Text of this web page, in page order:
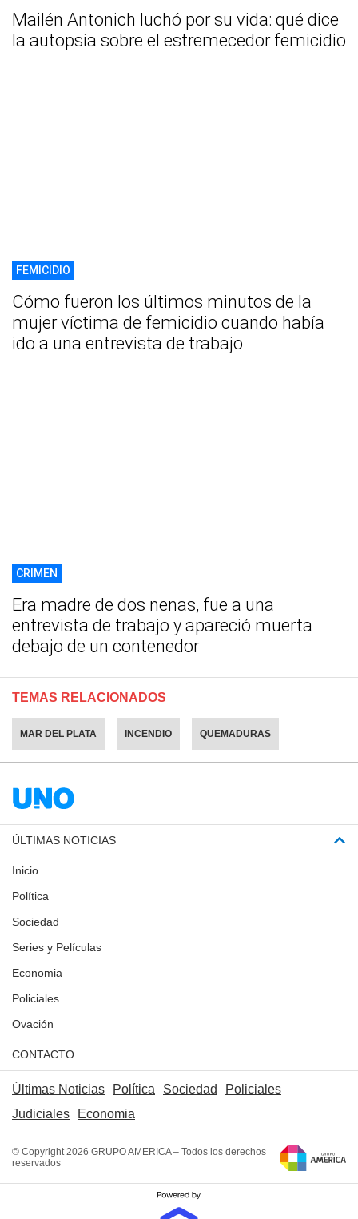
Mailén Antonich luchó por su vida: qué dice
la autopsia sobre el estremecedor femicidio
FEMICIDIO
Cómo fueron los últimos minutos de la
mujer víctima de femicidio cuando había
ido a una entrevista de trabajo
CRIMEN
Era madre de dos nenas, fue a una
entrevista de trabajo y apareció muerta
debajo de un contenedor
TEMAS RELACIONADOS
MAR DEL PLATA INCENDIO QUEMADURAS
ÚLTIMAS NOTICIAS
Inicio
Política
Sociedad
Series y Películas
Economia
Policiales
Ovación
CONTACTO
Últimas Noticias Política Sociedad
Policiales
Judiciales
Economia
© Copyright 2026 GRUPO AMERICA – Todos los derechos
reservados